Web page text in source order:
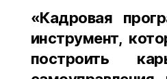
«Кадровая
инструмент,
построить